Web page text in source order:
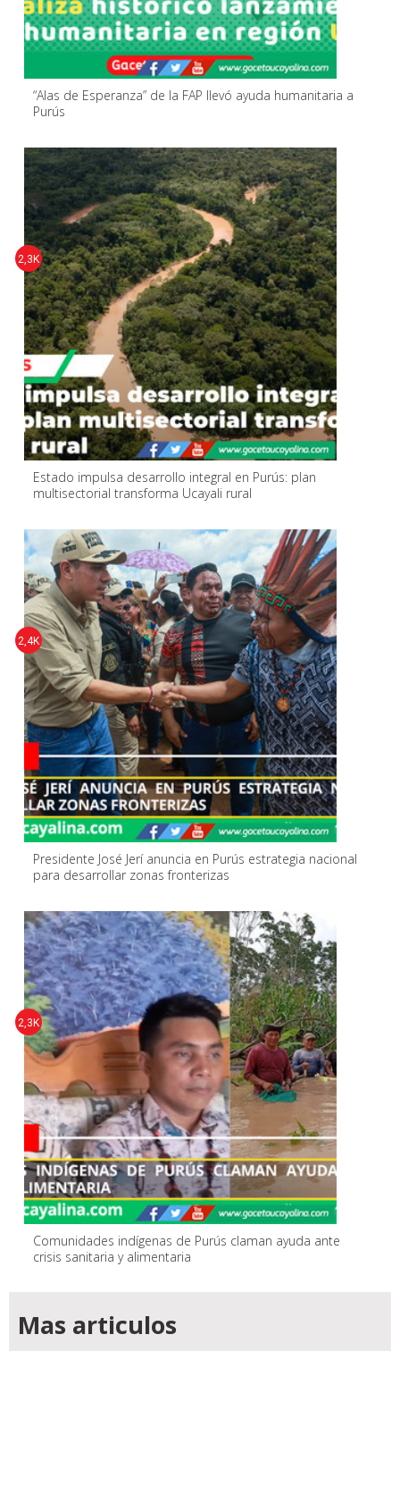
“Alas de Esperanza” de la FAP llevó ayuda humanitaria a
Purús
Estado impulsa desarrollo integral en Purús: plan
multisectorial transforma Ucayali rural
2,3K
Presidente José Jerí anuncia en Purús estrategia nacional
para desarrollar zonas fronterizas
2,4K
Comunidades indígenas de Purús claman ayuda ante
crisis sanitaria y alimentaria
2,3K
Mas articulos